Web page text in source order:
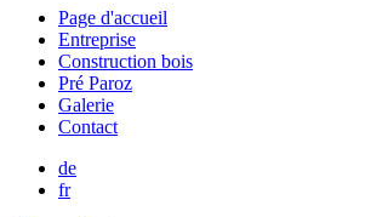
Page d'accueil
Entreprise
Construction bois
Pré Paroz
Galerie
Contact
de
fr